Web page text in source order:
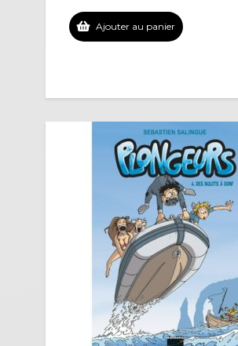
Ajouter au panier